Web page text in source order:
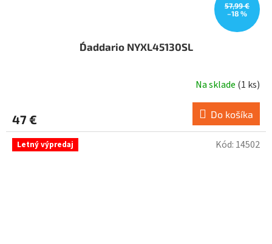
57,99 €
–18 %
D´addario NYXL45130SL
Na sklade (1 ks)
47 € Do košíka
Letný výpredaj Kód: 14502